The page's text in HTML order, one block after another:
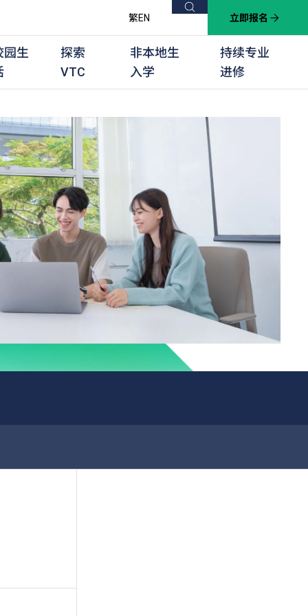
繁EN 搜索 立即报名
他课程
学习课程
培训计划
专业课程
考试及认可
及其他训练计划
园生
探索
VTC
非本地生
入学
持续专业
进修